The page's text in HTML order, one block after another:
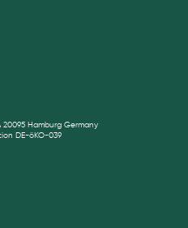
Hamburg Germany
DE-öKO-039